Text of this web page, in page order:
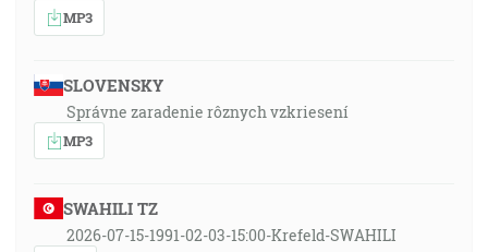
MP3
SLOVENSKY
Správne zaradenie rôznych vzkriesení
MP3
SWAHILI TZ
2026-07-15-1991-02-03-15:00-Krefeld-SWAHILI